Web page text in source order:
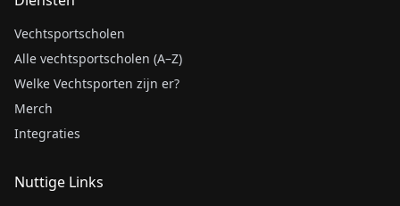
Vechtsportscholen
Alle vechtsportscholen (A–Z)
Welke Vechtsporten zijn er?
Merch
Integraties
Nuttige Links